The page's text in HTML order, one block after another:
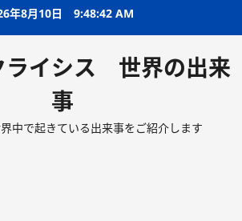
年8月10日 9:48:43 AM
ライシス 世界の出来
事
中で起きている出来事をご紹介します